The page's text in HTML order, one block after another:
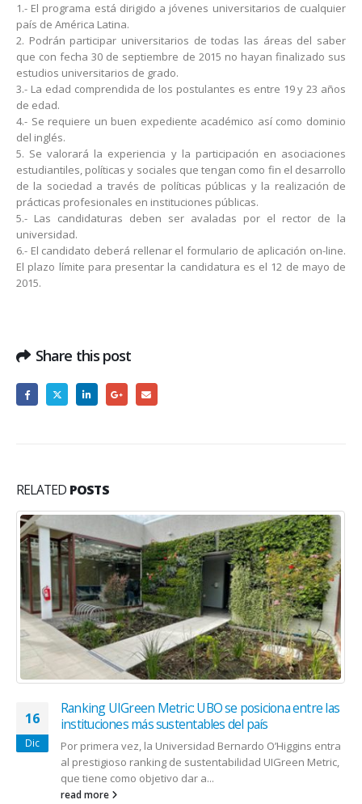
1.- El programa está dirigido a jóvenes universitarios de cualquier
país de América Latina.
2. Podrán participar universitarios de todas las áreas del saber
que con fecha 30 de septiembre de 2015 no hayan finalizado sus
estudios universitarios de grado.
3.- La edad comprendida de los postulantes es entre 19 y 23 años
de edad.
4.- Se requiere un buen expediente académico así como dominio
del inglés.
5. Se valorará la experiencia y la participación en asociaciones
estudiantiles, políticas y sociales que tengan como fin el desarrollo
de la sociedad a través de políticas públicas y la realización de
prácticas profesionales en instituciones públicas.
5.- Las candidaturas deben ser avaladas por el rector de la
universidad.
6.- El candidato deberá rellenar el formulario de aplicación on-line.
El plazo límite para presentar la candidatura es el 12 de mayo de
2015.
Share this post
RELATED POSTS
16
Dic
Ranking UIGreen Metric: UBO se posiciona entre las
instituciones más sustentables del país
Por primera vez, la Universidad Bernardo O’Higgins entra
al prestigioso ranking de sustentabilidad UIGreen Metric,
que tiene como objetivo dar a...
read more